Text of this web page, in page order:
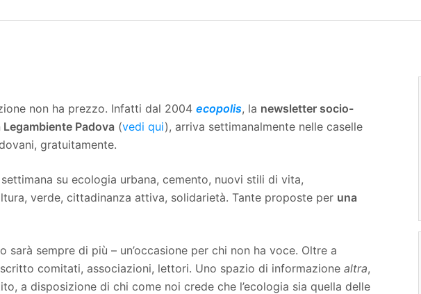
non ha prezzo. Infatti dal 2004 ecopolis, la newsletter socio-
Padova (vedi qui), arriva settimanalmente nelle caselle
gratuitamente.
su ecologia urbana, cemento, nuovi stili di vita,
verde, cittadinanza attiva, solidarietà. Tante proposte per una
sarà sempre di più – un’occasione per chi non ha voce. Oltre a
comitati, associazioni, lettori. Uno spazio di informazione altra,
a disposizione di chi come noi crede che l’ecologia sia quella delle